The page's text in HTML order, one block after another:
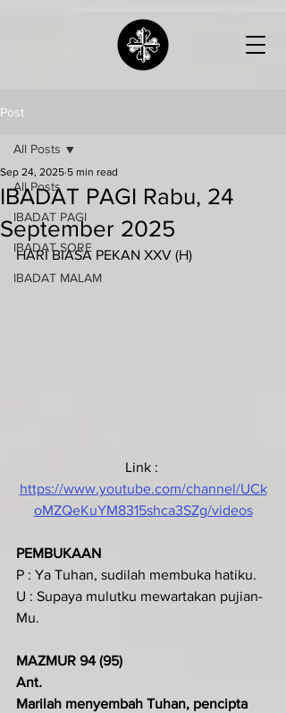
Post
All Posts
IBADAT PAGI
IBADAT SORE
IBADAT MALAM
All Posts
IBADAT PAGI Rabu, 24
September 2025
Sep 24, 2025 5 min read
HARI BIASA PEKAN XXV (H)
Link :
https://www.youtube.com/channel/UCk
oMZQeKuYM8315shca3SZg/videos
PEMBUKAAN
P : Ya Tuhan, sudilah membuka hatiku.
U : Supaya mulutku mewartakan pujian-
Mu.
MAZMUR 94 (95)
Ant.
Marilah menyembah Tuhan, pencipta